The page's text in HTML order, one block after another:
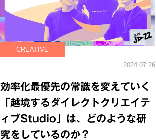
CREATIVE
2024.07.26
効率化最優先の常識を変えていく
「越境するダイレクトクリエイテ
ィブStudio」は、どのような研
究をしているのか？